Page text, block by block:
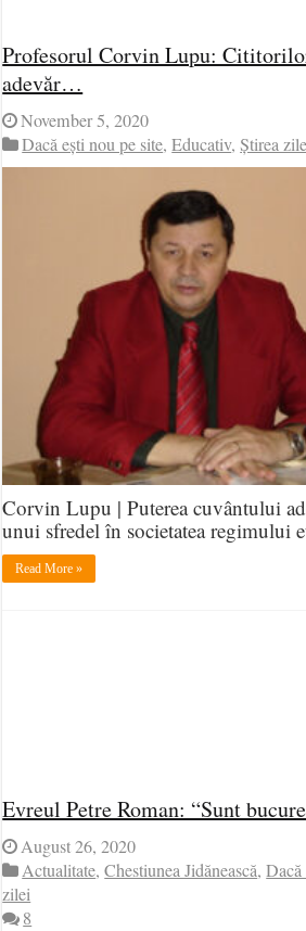
Profesorul Corvin Lupu:
adevăr…
November 5, 2020
Dacă ești nou pe site,Educativ,Știrea
Corvin Lupu | Puterea cuvântului
unui sfredel în societatea regimului
Read More »
Evreul Petre Roman: “Sunt
August 26, 2020
Actualitate,Chestiunea Jidănească,Dacă
zilei
8